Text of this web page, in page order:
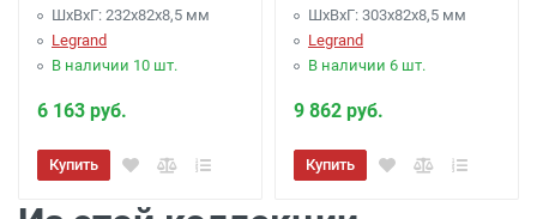
ШхВхГ: 232x82x8,5 мм
Legrand
В наличии 10 шт.
6 163 руб.
Купить
ШхВхГ: 303x82x8,5 мм
Legrand
В наличии 6 шт.
9 862 руб.
Купить